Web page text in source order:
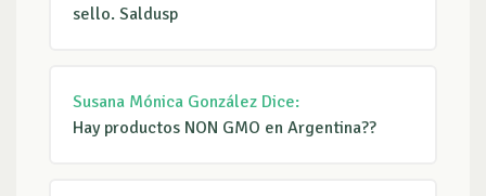
sello. Saldusp
Susana Mónica González Dice:
Hay productos NON GMO en Argentina??